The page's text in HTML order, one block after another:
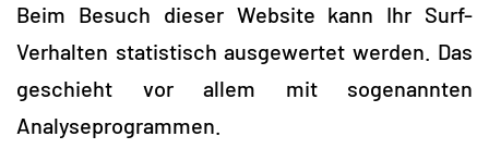
Beim Besuch dieser Website kann Ihr Surf-
Verhalten statistisch ausgewertet werden. Das
geschieht vor allem mit sogenannten
Analyseprogrammen.